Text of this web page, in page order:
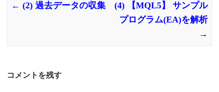
← (2) 過去データの収集
(4) 【MQL5】 サンプル
プログラム(EA)を解析
→
コメントを残す